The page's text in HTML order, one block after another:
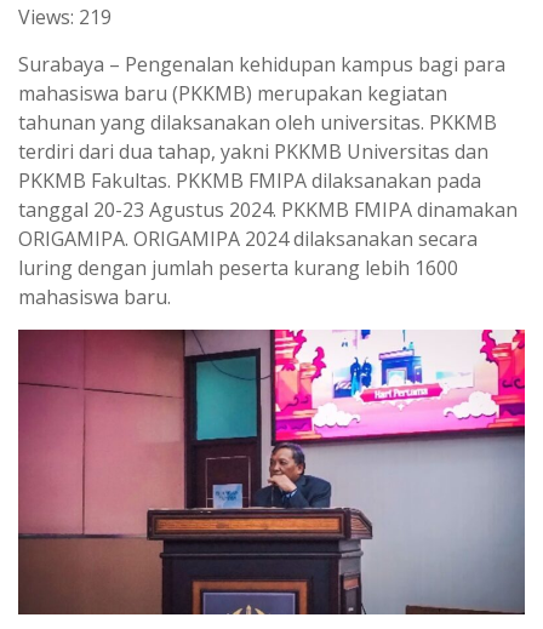
a
t
s
A
p
p
l
e
g
r
a
m
Views: 219
Surabaya – Pengenalan kehidupan kampus bagi para
mahasiswa baru (PKKMB) merupakan kegiatan
tahunan yang dilaksanakan oleh universitas. PKKMB
terdiri dari dua tahap, yakni PKKMB Universitas dan
PKKMB Fakultas. PKKMB FMIPA dilaksanakan pada
tanggal 20-23 Agustus 2024. PKKMB FMIPA dinamakan
ORIGAMIPA. ORIGAMIPA 2024 dilaksanakan secara
luring dengan jumlah peserta kurang lebih 1600
mahasiswa baru.